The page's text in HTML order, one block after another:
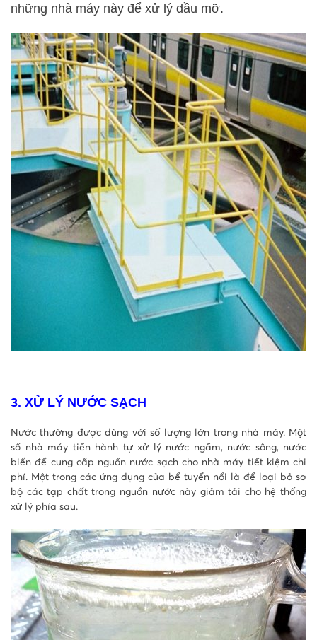
những nhà máy này để xử lý dầu mỡ.
3. XỬ LÝ NƯỚC SẠCH
Nước thường được dùng với số lượng lớn trong nhà máy. Một
số nhà máy tiền hành tự xử lý nước ngầm, nước sông, nước
biển để cung cấp nguồn nước sạch cho nhà máy tiết kiệm chi
phí. Một trong các ứng dụng của bể tuyển nổi là để loại bỏ sơ
bộ các tạp chất trong nguồn nước này giảm tải cho hệ thống
xử lý phía sau.